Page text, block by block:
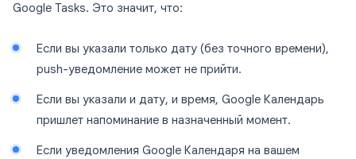
Google Tasks. Это значит, что:
Если вы указали только дату (без точного времени),
push-уведомление может не прийти.
Если вы указали и дату, и время, Google Календарь
пришлет напоминание в назначенный момент.
Если уведомления Google Календаря на вашем